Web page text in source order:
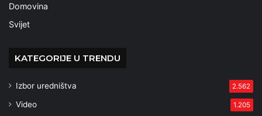
Domovina
Svijet
KATEGORIJE U TRENDU
Izbor uredništva 2.562
Video 1.205